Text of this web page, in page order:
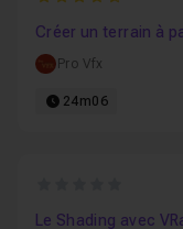
Créer un terrain à
Pro Vfx
24m06
Le Shading avec